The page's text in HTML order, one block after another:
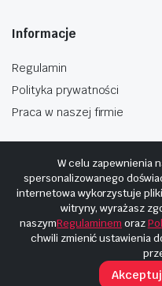
Informacje
Regulamin
Polityka prywatności
Praca w naszej firmie
Copyright © 2025 Hosting i
W celu zapewnienia
spersonalizowanego
internetowa wykorzystuje
witryny, wyrażasz
naszymRegulaminem oraz
chwili zmienić ustawienia